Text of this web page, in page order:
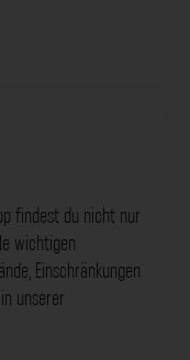
findest du nicht nur
wichtigen
Einschränkungen
unserer